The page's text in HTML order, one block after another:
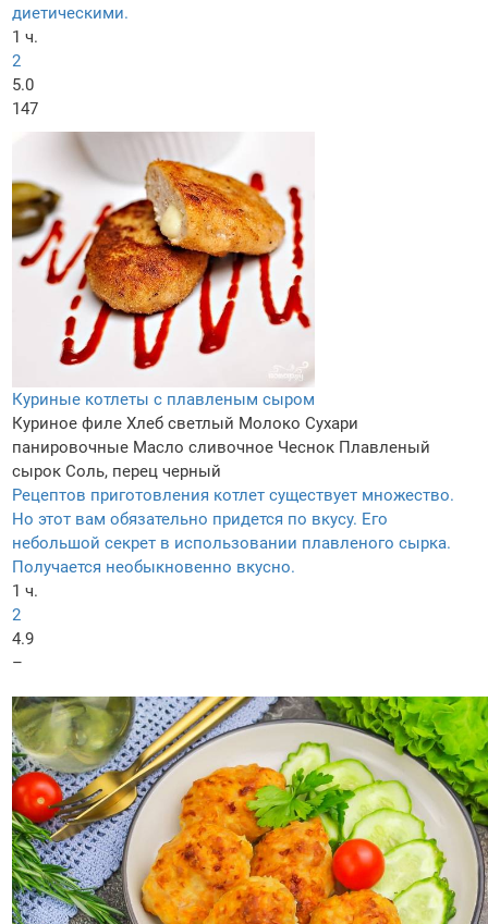
диетическими.
1 ч.
2
5.0
147
Куриные котлеты с плавленым сыром
Куриное филе Хлеб светлый Молоко Сухари
панировочные Масло сливочное Чеснок Плавленый
сырок Соль, перец черный
Рецептов приготовления котлет существует множество.
Но этот вам обязательно придется по вкусу. Его
небольшой секрет в использовании плавленого сырка.
Получается необыкновенно вкусно.
1 ч.
2
4.9
–